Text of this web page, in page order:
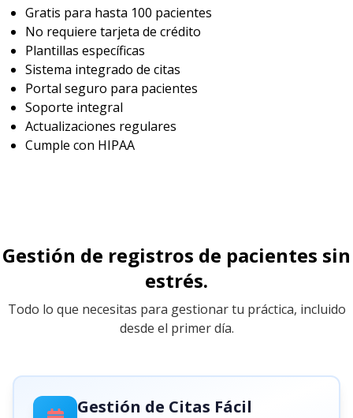
Gratis para hasta 100 pacientes
No requiere tarjeta de crédito
Plantillas específicas
Sistema integrado de citas
Portal seguro para pacientes
Soporte integral
Actualizaciones regulares
Cumple con HIPAA
Gestión de registros de pacientes sin
estrés.
Todo lo que necesitas para gestionar tu práctica, incluido
desde el primer día.
Gestión de Citas Fácil